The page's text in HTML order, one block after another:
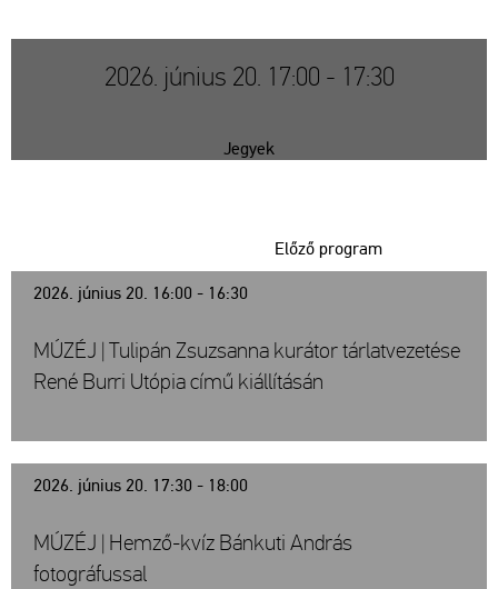
2026. június 20. 17:00 - 17:30
Jegyek
2026. június 20. 16:00 - 16:30
Előző program
MÚZÉJ | Tulipán Zsuzsanna kurátor tárlatvezetése
René Burri Utópia című kiállításán
2026. június 20. 17:30 - 18:00
MÚZÉJ | Hemző-kvíz Bánkuti András
fotográfussal